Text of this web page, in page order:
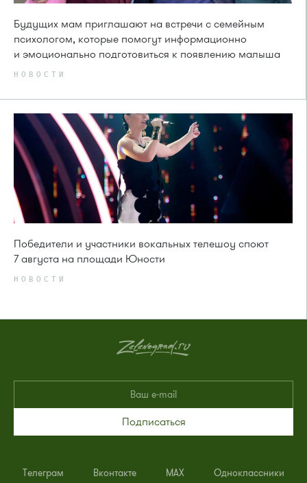
Будущих мам приглашают на встречи с семейным
психологом, которые помогут информационно
и эмоционально подготовиться к появлению малыша
НОВОСТИ
Победители и участники вокальных телешоу споют
7 августа на площади Юности
НОВОСТИ
Подписаться
Телеграм Вконтакте MAX Одноклассники